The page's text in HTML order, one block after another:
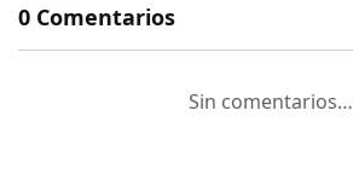
0 Comentarios
Sin comentarios…